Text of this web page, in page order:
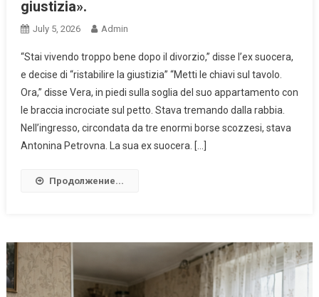
giustizia».
July 5, 2026 Admin
“Stai vivendo troppo bene dopo il divorzio,” disse l’ex suocera,
e decise di “ristabilire la giustizia” “Metti le chiavi sul tavolo.
Ora,” disse Vera, in piedi sulla soglia del suo appartamento con
le braccia incrociate sul petto. Stava tremando dalla rabbia.
Nell’ingresso, circondata da tre enormi borse scozzesi, stava
Antonina Petrovna. La sua ex suocera. […]
Продолжение...